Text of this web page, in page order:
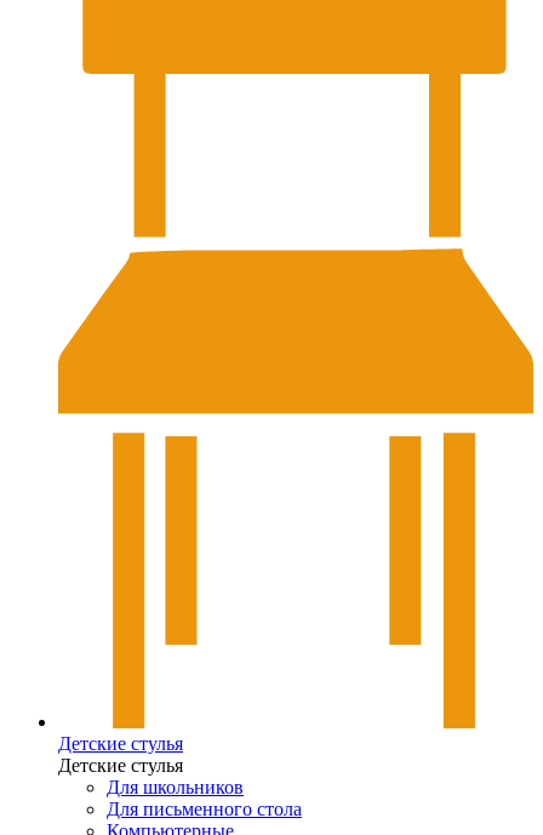
Детские стулья
Детские стулья
Для школьников
Для письменного стола